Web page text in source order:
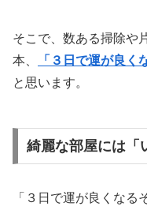
そこで、数ある掃除や
本、
「３日で運が良く
と思います。
綺麗な部屋には「
「３日で運が良くな